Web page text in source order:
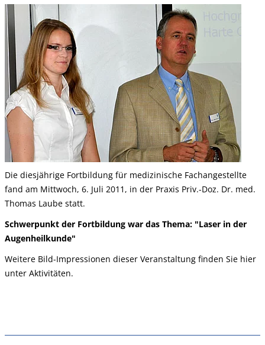
Die diesjährige Fortbildung für medizinische Fachangestellte
fand am Mittwoch, 6. Juli 2011, in der Praxis Priv.-Doz. Dr. med.
Thomas Laube statt.
Schwerpunkt der Fortbildung war das Thema: "Laser in der
Augenheilkunde"
Weitere Bild-Impressionen dieser Veranstaltung finden Sie hier
unter Aktivitäten.